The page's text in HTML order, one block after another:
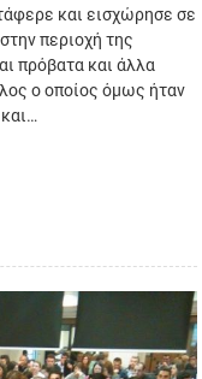
και εισχώρησε σε
περιοχή της
πρόβατα και άλλα
ο οποίος όμως ήταν